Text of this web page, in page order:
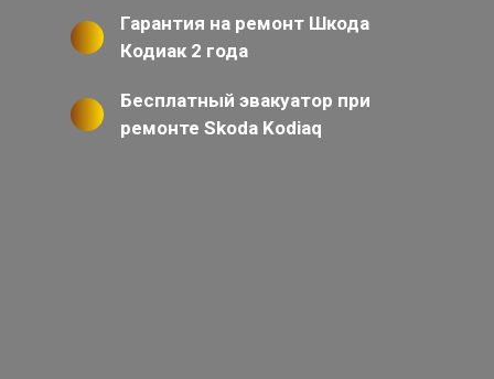
Гарантия на ремонт Шкода
Кодиак 2 года
Бесплатный эвакуатор при
ремонте Skoda Kodiaq